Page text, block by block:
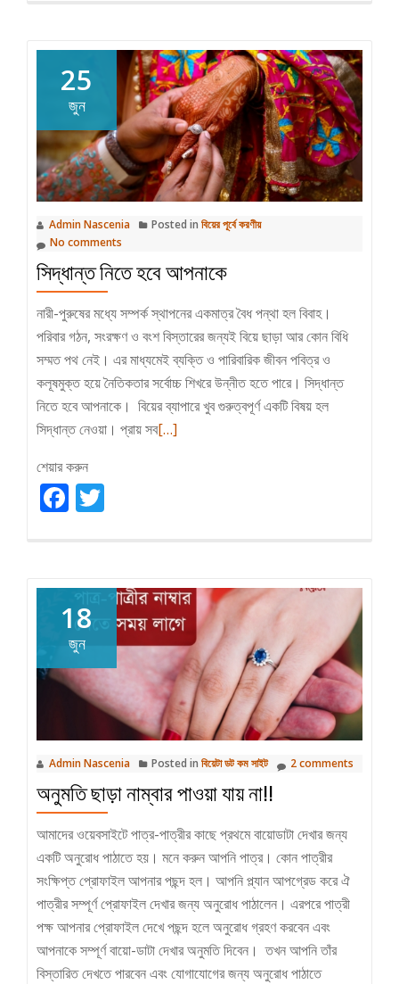
25
জুন
Admin Nascenia Posted in বিয়ের পূর্বে করণীয়
No comments
সিদ্ধান্ত নিতে হবে আপনাকে
নারী-পুরুষের মধ্যে সম্পর্ক স্থাপনের একমাত্র বৈধ পন্থা হল বিবাহ।
পরিবার গঠন, সংরক্ষণ ও বংশ বিস্তারের জন্যই বিয়ে ছাড়া আর কোন বিধি
সম্মত পথ নেই। এর মাধ্যমেই ব্যক্তি ও পারিবারিক জীবন পবিত্র ও
কলূষমুক্ত হয়ে নৈতিকতার সর্বোচ্চ শিখরে উন্নীত হতে পারে। সিদ্ধান্ত
নিতে হবে আপনাকে। বিয়ের ব্যাপারে খুব গুরুত্বপূর্ণ একটি বিষয় হল
সিদ্ধান্ত নেওয়া। প্রায় সবRead
[…]
শেয়ার করুন
Facebook
18
জুন
Admin Nascenia Posted in বিয়েটা ডট কম সাইট 2 comments
অনুমতি ছাড়া নাম্বার পাওয়া যায় না!!
আমাদের ওয়েবসাইটে পাত্র-পাত্রীর কাছে প্রথমে বায়োডাটা দেখার জন্য
একটি অনুরোধ পাঠাতে হয়। মনে করুন আপনি পাত্র। কোন পাত্রীর
সংক্ষিপ্ত প্রোফাইল আপনার পছন্দ হল। আপনি প্ল্যান আপগ্রেড করে ঐ
পাত্রীর সম্পূর্ণ প্রোফাইল দেখার জন্য অনুরোধ পাঠালেন। এরপরে পাত্রী
পক্ষ আপনার প্রোফাইল দেখে পছন্দ হলে অনুরোধ গ্রহণ করবেন এবং
আপনাকে সম্পূর্ণ বায়ো-ডাটা দেখার অনুমতি দিবেন। তখন আপনি তাঁর
বিস্তারিত দেখতে পারবেন এবং যোগাযোগের জন্য অনুরোধ পাঠাতে